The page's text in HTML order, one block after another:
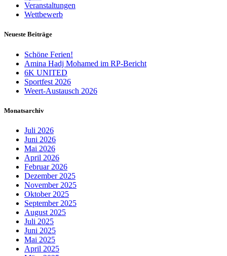
Veranstaltungen
Wettbewerb
Neueste Beiträge
Schöne Ferien!
Amina Hadj Mohamed im RP-Bericht
6K UNITED
Sportfest 2026
Weert-Austausch 2026
Monatsarchiv
Juli 2026
Juni 2026
Mai 2026
April 2026
Februar 2026
Dezember 2025
November 2025
Oktober 2025
September 2025
August 2025
Juli 2025
Juni 2025
Mai 2025
April 2025